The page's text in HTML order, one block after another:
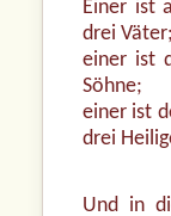
Einer ist
drei Väter;
einer ist
Söhne;
einer ist
drei
Und in